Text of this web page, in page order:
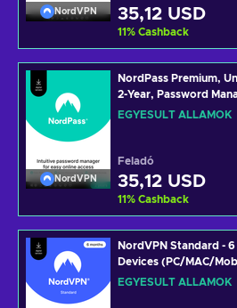
NordVPN 35,12 USD
11% Cashback
NordVPN
NordPass Premium,
2-Year, Password
(PC/Mac/Mobile)
EGYESÜLT ÁLLAMOK
Feladó
35,12 USD
11% Cashback
NordVPN Standard - 6
Devices (PC/MAC/
Cybersecurity
EGYESÜLT ÁLLAMOK